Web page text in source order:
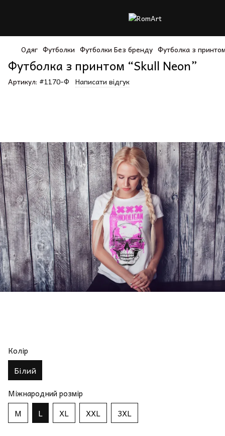
Одяг Футболки Футболки Без бренду Футболка з
Футболка з принтом “Skull Neon”
Артикул: #1170-Ф Написати відгук
Колір
Білий
Міжнародний розмір
M L XL XXL 3XL